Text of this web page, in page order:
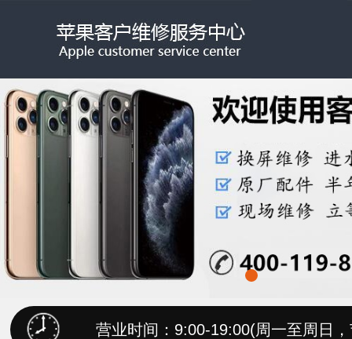
营业时间：9:00-19:00(周一至周日